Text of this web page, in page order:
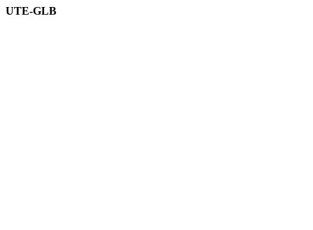
UTE-GLB